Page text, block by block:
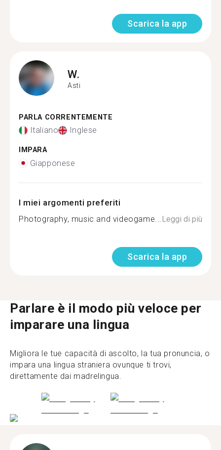
Scarica la app
W.
Asti
PARLA CORRENTEMENTE
Italiano Inglese
IMPARA
Giapponese
I miei argomenti preferiti
Photography, music and videogame... Leggi di più
Scarica la app
Parlare è il modo più veloce per
imparare una lingua
Migliora le tue capacità di ascolto, la tua pronuncia, o
impara una lingua straniera ovunque ti trovi,
direttamente dai madrelingua.